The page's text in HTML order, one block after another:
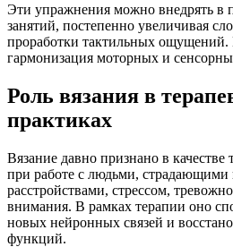
Эти упражнения можно внедрять
занятий, постепенно увеличивая
проработки тактильных ощущений.
гармонизация моторных и
Роль вязания в
практиках
Вязание давно признано в качестве
при работе с людьми, страдающими
расстройствами, стрессом,
внимания. В рамках терапии оно
новых нейронных связей и
функций.